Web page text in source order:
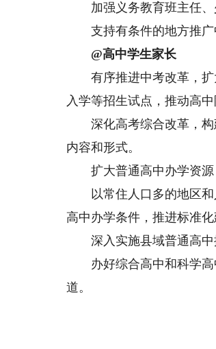
加强义务教育班主任、
支持有条件的地方推广
@高中学生家长
有序推进中考改革，扩
入学等招生试点，推动高中
深化高考综合改革，构
内容和形式。
扩大普通高中办学资源
以常住人口多的地区和
高中办学条件，推进标准
深入实施县域普通高中
办好综合高中和科学高
道。